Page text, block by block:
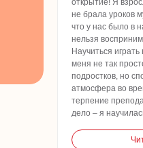
открытие! Я
не брала уроков
что у нас было в
нельзя
Научиться
меня не так
подростков, но
атмосфера во
терпение
дело – я